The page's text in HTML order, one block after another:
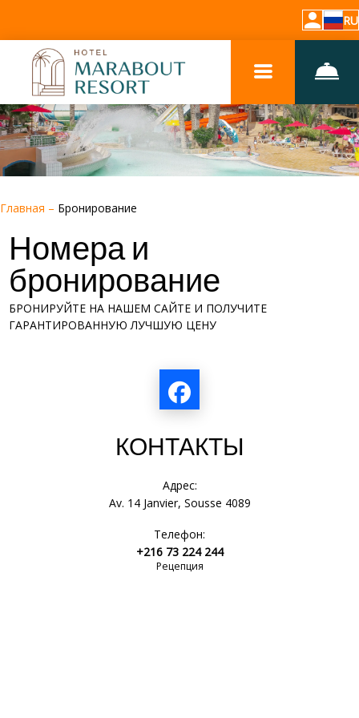
RU
Главная – Бронирование
Номера и
бронирование
БРОНИРУЙТЕ НА НАШЕМ САЙТЕ И ПОЛУЧИТЕ
ГАРАНТИРОВАННУЮ ЛУЧШУЮ ЦЕНУ
КОНТАКТЫ
Адрес:
Av. 14 Janvier, Sousse 4089
Телефон:
+216 73 224 244
Рецепция